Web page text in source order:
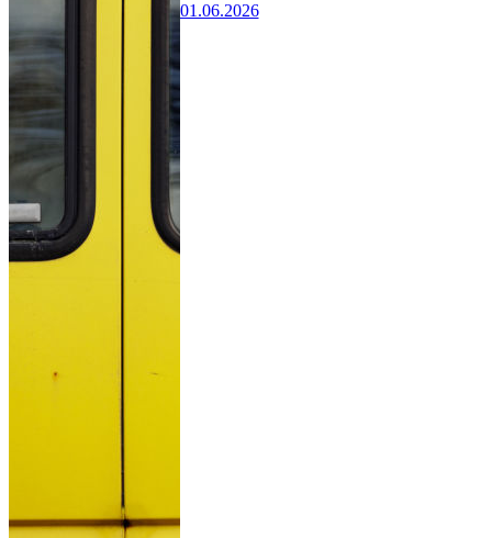
01.06.2026